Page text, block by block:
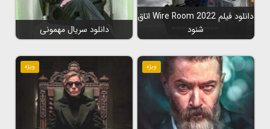
دانلود فیلم Wire Room 2022 اتاق
شنود
دانلود سریال مهمونی
ویژه ویژه